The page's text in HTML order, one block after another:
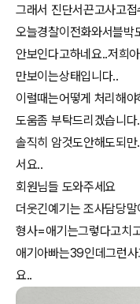
그래서 진단서끈고사고
오늘경찰이전화와서블박
안보인다고하네요..저희
만보이는상태입니다..
이럴때는어떻게 처리해야
도움좀 부탁드리겠습니다
솔직히 암것도안해도되
서요..
회원님들 도와주세요
더웃긴예기는 조사담당
형사=애기는그렇다고치
애기아빠는39인데그런
요..